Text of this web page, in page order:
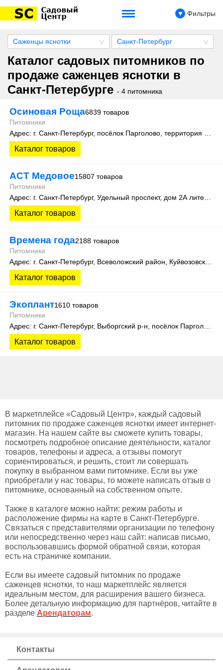
Фильтры
Саженцы яснотки Санкт-Петербург
Каталог садовых питомников по
продаже саженцев яснотки в
Санкт-Петербурге - 4 питомника
Осиновая Роща6839 товаров
Питомники
Каталог товаров
АСТ Медовое15807 товаров
Питомники
Каталог товаров
Времена года2188 товаров
Питомники
Каталог товаров
Экоплант1610 товаров
Питомники
Каталог товаров
В маркетплейсе «Садовый Центр», каждый садовый
питомник по продаже саженцев яснотки имеет интернет-
магазин. На нашем сайте вы сможете купить товары,
посмотреть подробное описание деятельности, каталог
товаров, телефоны и адреса, а отзывы помогут
сориентироваться, и решить, стоит ли совершать
покупку в выбранном вами питомнике. Если вы уже
приобретали у нас товары, то можете написать отзыв о
питомнике, основанный на собственном опыте.
Также в каталоге можно найти: режим работы и
расположение фирмы на карте в Санкт-Петербурге.
Связаться с представителями организации по телефону
или непосредственно через наш сайт: написав письмо,
воспользовавшись формой обратной связи, которая
есть на страничке компании.
Если вы имеете садовый питомник по продаже
саженцев яснотки, то наш маркетплейс является
идеальным местом, для расширения вашего бизнеса.
Более детальную информацию для партнёров, читайте в
разделе Арендаторам.
Контакты